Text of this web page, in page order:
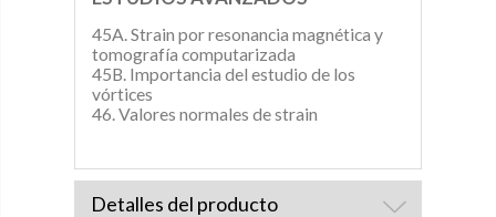
45A. Strain por resonancia magnética y
tomografía computarizada
45B. Importancia del estudio de los
vórtices
46. Valores normales de strain
Detalles del producto